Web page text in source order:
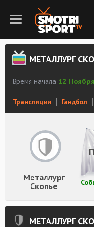
Время начала 12
Трансляции Гандбол
Металлург
Скопье
МЕТАЛЛУРГ